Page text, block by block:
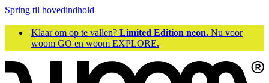
Spring til hovedindhold
Klaar om op te vallen? Limited Edition neon. Nu voor
woom GO en woom EXPLORE.